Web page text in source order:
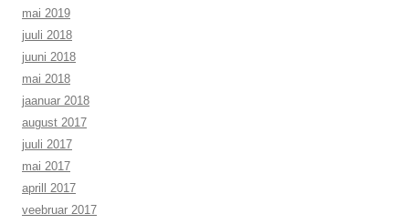
mai 2019
juuli 2018
juuni 2018
mai 2018
jaanuar 2018
august 2017
juuli 2017
mai 2017
aprill 2017
veebruar 2017